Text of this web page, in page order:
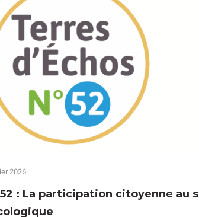
2026
: La participation citoyenne au